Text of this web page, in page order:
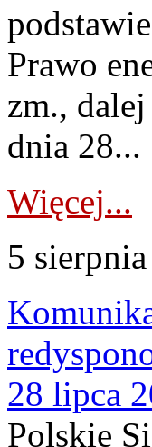
Prawo
zm.,
dnia 28...
Więcej...
5
28 lipca
Polskie